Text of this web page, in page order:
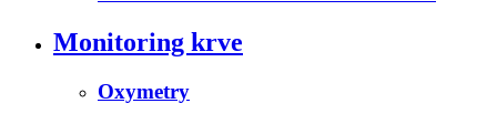
Monitoring krve
Oxymetry